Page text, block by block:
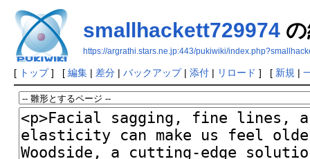
smallhackett729974の
https://argrathi.stars.ne.jp:443/pukiwiki/
[ トップ] [ 編集| 差分| バックアップ| 添付| リロード ] [ 新規 |